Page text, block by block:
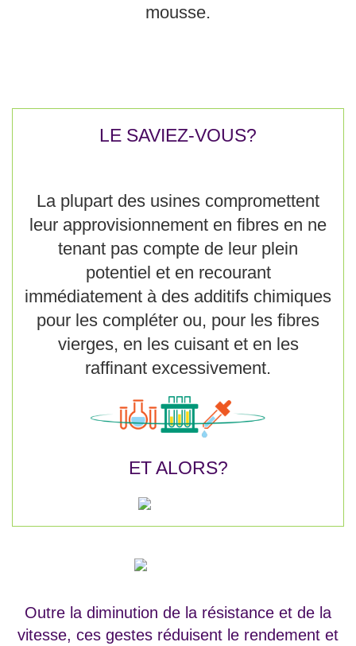
mousse.
LE SAVIEZ-VOUS?
La plupart des usines compromettent
leur approvisionnement en fibres en ne
tenant pas compte de leur plein
potentiel et en recourant
immédiatement à des additifs chimiques
pour les compléter ou, pour les fibres
vierges, en les cuisant et en les
raffinant excessivement.
ET ALORS?
Outre la diminution de la résistance et de la
vitesse, ces gestes réduisent le rendement et